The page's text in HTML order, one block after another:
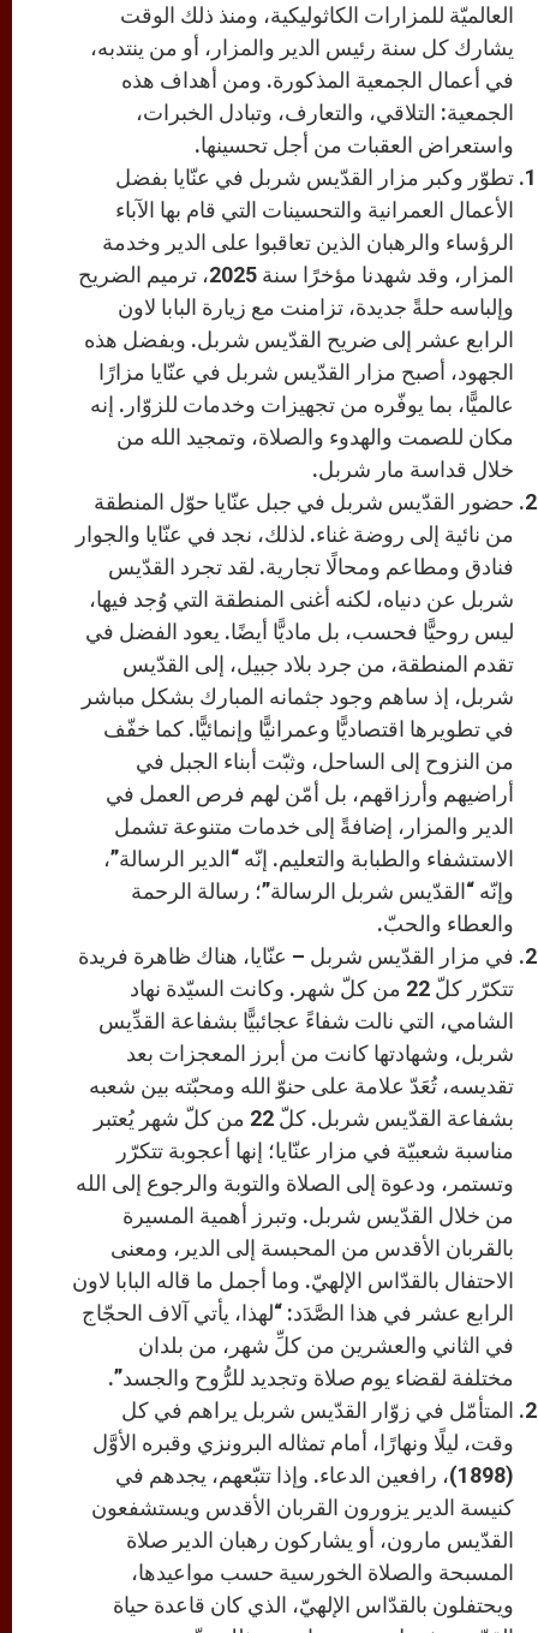
العالميّة للمزارات الكاثوليكية، ومنذ ذلك الوقت
يشارك كل سنة رئيس الدير والمزار، أو من ينتدبه،
في أعمال الجمعية المذكورة. ومن أهداف هذه
الجمعية: التلاقي، والتعارف، وتبادل الخبرات،
واستعراض العقبات من أجل تحسينها.
تطوّر وكبر مزار القدّيس شربل في عنّايا بفضل
الأعمال العمرانية والتحسينات التي قام بها الآباء
الرؤساء والرهبان الذين تعاقبوا على الدير وخدمة
المزار، وقد شهدنا مؤخرًا سنة 2025، ترميم الضريح
وإلباسه حلةً جديدة، تزامنت مع زيارة البابا لاون
الرابع عشر إلى ضريح القدّيس شربل. وبفضل هذه
الجهود، أصبح مزار القدّيس شربل في عنّايا مزارًا
عالميًّا، بما يوفّره من تجهيزات وخدمات للزوّار. إنه
مكان للصمت والهدوء والصلاة، وتمجيد الله من
خلال قداسة مار شربل.
حضور القدّيس شربل في جبل عنّايا حوّل المنطقة
من نائية إلى روضة غناء. لذلك، نجد في عنّايا والجوار
فنادق ومطاعم ومحالًا تجارية. لقد تجرد القدّيس
شربل عن دنياه، لكنه أغنى المنطقة التي وُجد فيها،
ليس روحيًّا فحسب، بل ماديًّا أيضًا. يعود الفضل في
تقدم المنطقة، من جرد بلاد جبيل، إلى القدّيس
شربل، إذ ساهم وجود جثمانه المبارك بشكل مباشر
في تطويرها اقتصاديًّا وعمرانيًّا وإنمائيًّا. كما خفّف
من النزوح إلى الساحل، وثبّت أبناء الجبل في
أراضيهم وأرزاقهم، بل أمّن لهم فرص العمل في
الدير والمزار، إضافةً إلى خدمات متنوعة تشمل
الاستشفاء والطبابة والتعليم. إنّه “الدير الرسالة”،
وإنّه “القدّيس شربل الرسالة”؛ رسالة الرحمة
والعطاء والحبّ.
في مزار القدّيس شربل – عنّايا، هناك ظاهرة فريدة
تتكرّر كلّ 22 من كلّ شهر. وكانت السيّدة نهاد
الشامي، التي نالت شفاءً عجائبيًّا بشفاعة القدِّيس
شربل، وشهادتها كانت من أبرز المعجزات بعد
تقديسه، تُعَدّ علامة على حنوّ الله ومحبّته بين شعبه
بشفاعة القدّيس شربل. كلّ 22 من كلّ شهر يُعتبر
مناسبة شعبيّة في مزار عنّايا؛ إنها أعجوبة تتكرّر
وتستمر، ودعوة إلى الصلاة والتوبة والرجوع إلى الله
من خلال القدّيس شربل. وتبرز أهمية المسيرة
بالقربان الأقدس من المحبسة إلى الدير، ومعنى
الاحتفال بالقدّاس الإلهيّ. وما أجمل ما قاله البابا لاون
الرابع عشر في هذا الصَّدَد: “لهذا، يأتي آلاف الحجّاج
في الثاني والعشرين من كلِّ شهر، من بلدان
مختلفة لقضاء يوم صلاة وتجديد للرُّوح والجسد”.
المتأمّل في زوّار القدّيس شربل يراهم في كل
وقت، ليلًا ونهارًا، أمام تمثاله البرونزي وقبره الأوَّل
(1898)، رافعين الدعاء. وإذا تتبّعهم، يجدهم في
كنيسة الدير يزورون القربان الأقدس ويستشفعون
القدّيس مارون، أو يشاركون رهبان الدير صلاة
المسبحة والصلاة الخورسية حسب مواعيدها،
ويحتفلون بالقدّاس الإلهيّ، الذي كان قاعدة حياة